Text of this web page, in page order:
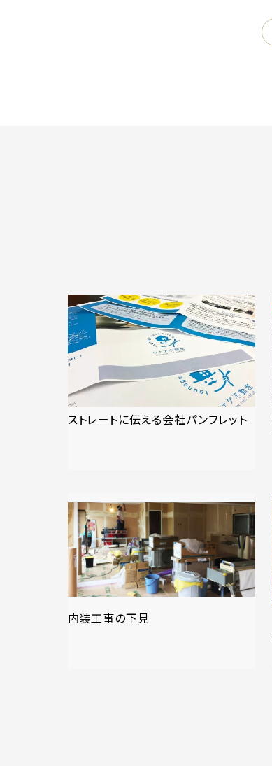
ストレートに伝える会社パンフレット
内装工事の下見